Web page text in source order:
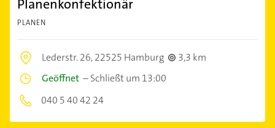
Planenkonfektionär
PLANEN
Lederstr. 26,22525 Hamburg
3,3 km
Geöffnet –Schließt um 13:00
040 5 40 42 24